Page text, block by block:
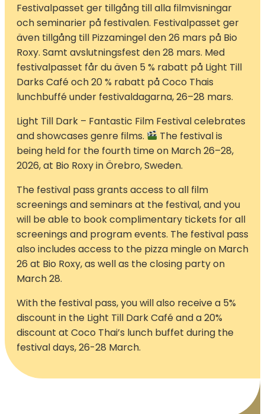
Festivalpasset ger tillgång till alla filmvisningar
och seminarier på festivalen. Festivalpasset ger
även tillgång till Pizzamingel den 26 mars på Bio
Roxy. Samt avslutningsfest den 28 mars. Med
festivalpasset får du även 5 % rabatt på Light Till
Darks Café och 20 % rabatt på Coco Thais
lunchbuffé under festivaldagarna, 26–28 mars.
Light Till Dark – Fantastic Film Festival celebrates
and showcases genre films.
The festival is
being held for the fourth time on March 26–28,
2026, at Bio Roxy in Örebro, Sweden.
The festival pass grants access to all film
screenings and seminars at the festival, and you
will be able to book complimentary tickets for all
screenings and program events. The festival pass
also includes access to the pizza mingle on March
26 at Bio Roxy, as well as the closing party on
March 28.
With the festival pass, you will also receive a 5%
discount in the Light Till Dark Café and a 20%
discount at Coco Thai’s lunch buffet during the
festival days, 26-28 March.